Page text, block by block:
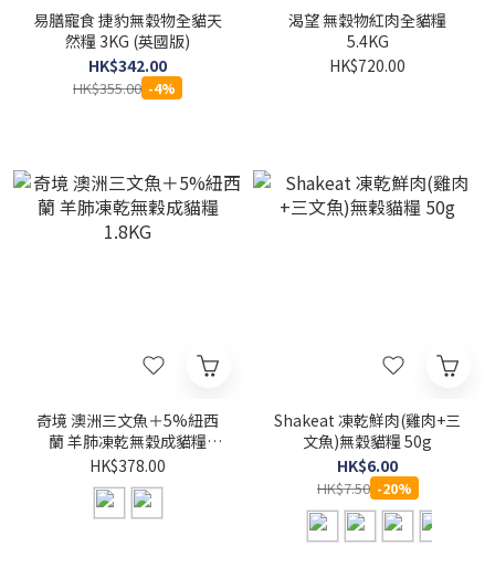
易膳寵食 捷豹無穀物全貓天
然糧 3KG (英國版)
HK$342.00
HK$355.00 -4%
渴望 無穀物紅肉全貓糧
5.4KG
HK$720.00
奇境 澳洲三文魚＋5%紐西
蘭 羊肺凍乾無穀成貓糧
1.8KG
HK$378.00
Shakeat 凍乾鮮肉(雞肉+三
文魚)無穀貓糧 50g
HK$6.00
HK$7.50 -20%